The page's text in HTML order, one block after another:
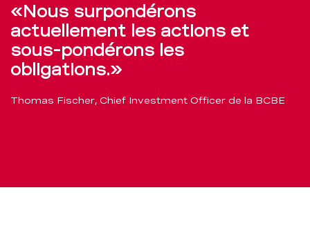
«Nous surpondérons
actuellement les actions et
sous-pondérons les
obligations.»
Thomas Fischer, Chief Investment Officer de la BCBE